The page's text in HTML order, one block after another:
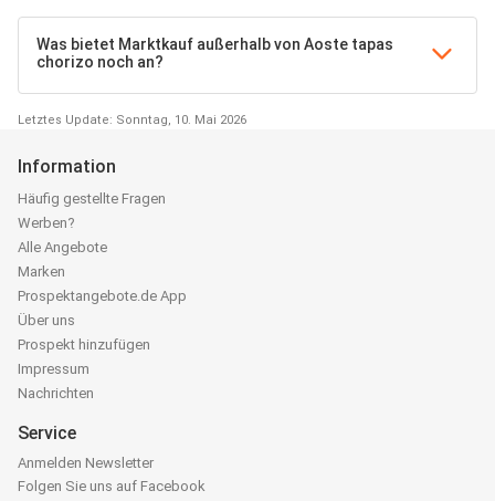
Was bietet Marktkauf außerhalb von Aoste tapas
chorizo noch an?
Letztes Update: Sonntag, 10. Mai 2026
Information
Häufig gestellte Fragen
Werben?
Alle Angebote
Marken
Prospektangebote.de App
Über uns
Prospekt hinzufügen
Impressum
Nachrichten
Service
Anmelden Newsletter
Folgen Sie uns auf Facebook